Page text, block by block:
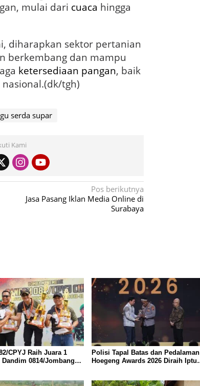
mulai dari cuaca hingga
diharapkan sektor pertanian
berkembang dan mampu
ketersediaan pangan, baik
tgh)
serda supar
Kami
Pos berikutnya
Jasa Pasang Iklan Media Online di
Surabaya
CPYJ Raih Juara 1
Dandim 0814/Jombang
Polisi Tapal Batas dan Pedalaman
Hoegeng Awards 2026 Diraih Iptu